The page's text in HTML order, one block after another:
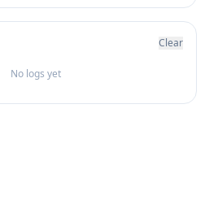
Clear
No logs yet